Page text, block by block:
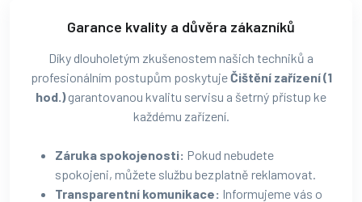
Garance kvality a důvěra zákazníků
Díky dlouholetým zkušenostem našich techniků a
profesionálním postupům poskytujeČištění zařízení (1
hod.)garantovanou kvalitu servisu a šetrný přístup ke
každému zařízení.
Záruka spokojenosti: Pokud nebudete
spokojeni, můžete službu bezplatně reklamovat.
Transparentní komunikace: Informujeme vás o